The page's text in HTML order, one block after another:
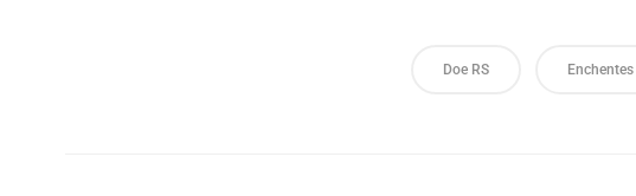
Doe RS Enchentes